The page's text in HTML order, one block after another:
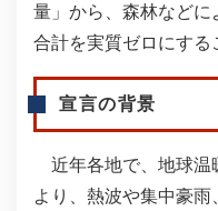
量」から、森林などに
合計を実質ゼロにする
宣言の背景​
近年各地で、地球温
より、熱波や集中豪